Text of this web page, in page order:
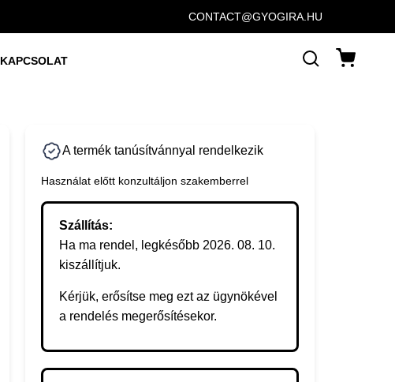
CONTACT@GYOGIRA.HU
KAPCSOLAT
A termék tanúsítvánnyal rendelkezik
Használat előtt konzultáljon szakemberrel
Szállítás:
Ha ma rendel, legkésőbb 2026. 08. 10.
kiszállítjuk.
Kérjük, erősítse meg ezt az ügynökével
a rendelés megerősítésekor.